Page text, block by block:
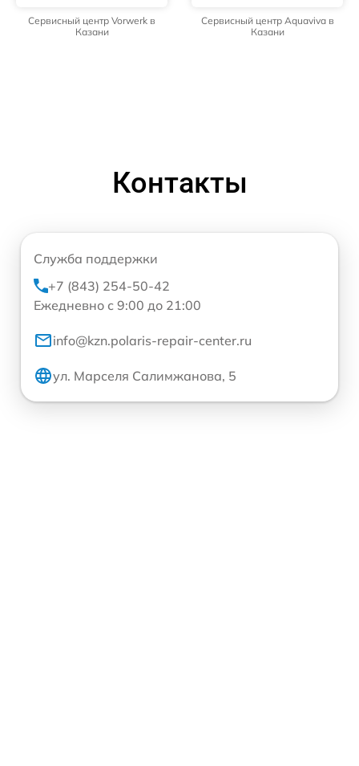
Сервисный центр Vorwerk в
Казани
Сервисный центр Aquaviva в
Казани
Контакты
Служба поддержки
+7 (843) 254-50-42
Ежедневно с 9:00 до 21:00
info@kzn.polaris-repair-center.ru
ул. Марселя Салимжанова, 5